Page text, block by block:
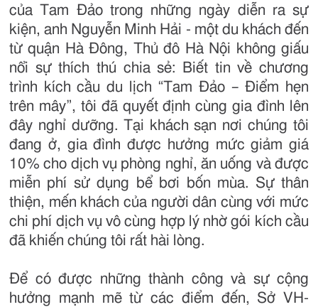
của Tam Đảo trong những ngày diễn ra sự
kiện, anh Nguyễn Minh Hải - một du khách đến
từ quận Hà Đông, Thủ đô Hà Nội không giấu
nổi sự thích thú chia sẻ: Biết tin về chương
trình kích cầu du lịch “Tam Đảo – Điểm hẹn
trên mây”, tôi đã quyết định cùng gia đình lên
đây nghỉ dưỡng. Tại khách sạn nơi chúng tôi
đang ở, gia đình được hưởng mức giảm giá
10% cho dịch vụ phòng nghỉ, ăn uống và được
miễn phí sử dụng bể bơi bốn mùa. Sự thân
thiện, mến khách của người dân cùng với mức
chi phí dịch vụ vô cùng hợp lý nhờ gói kích cầu
đã khiến chúng tôi rất hài lòng.
Để có được những thành công và sự cộng
hưởng mạnh mẽ từ các điểm đến, Sở VH-